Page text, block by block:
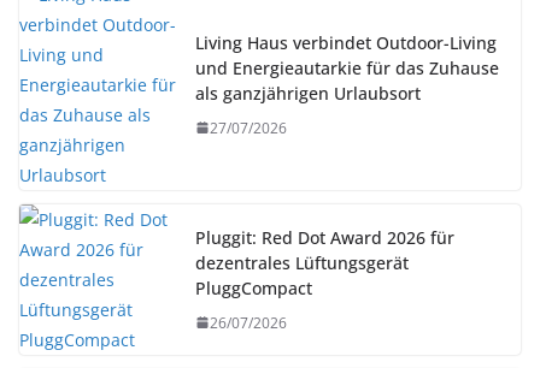
Living Haus verbindet Outdoor-Living
und Energieautarkie für das Zuhause
als ganzjährigen Urlaubsort
27/07/2026
Pluggit: Red Dot Award 2026 für
dezentrales Lüftungsgerät
PluggCompact
26/07/2026